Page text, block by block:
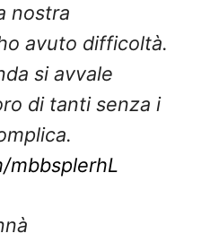
nostra
avuto difficoltà.
si avvale
di tanti senza i
mbbsplerhL